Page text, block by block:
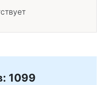
1099